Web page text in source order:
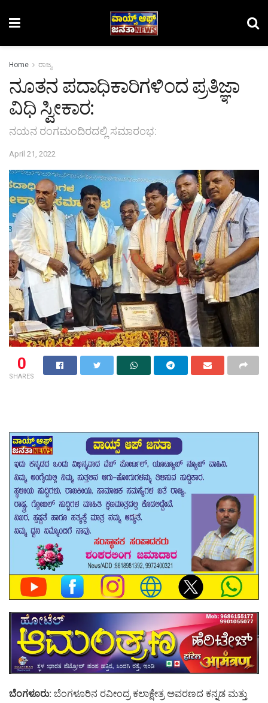
Home ರಾಜ್ಯ
ನೂತನ ಪದಾಧಿಕಾರಿಗಳಿಂದ ಪ್ರತಿಜ್ಞಾ
ವಿಧಿ ಸ್ವೀಕಾರ:
ನಯನ ರಂಗಮಂದಿರದಲ್ಲಿ ಸಮಾರಂಭ:
April 21, 2022
0
SHARES
ಬೆಂಗಳೂರು: ಬೆಂಗಳೂರಿನ ರವೀಂದ್ರ ಕಲಾಕ್ಷೇತ್ರ ಅವರಣದ ಕನ್ನಡ ಮತ್ತು